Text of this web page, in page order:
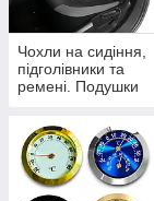
Чохли на сидіння,
підголівники та
ремені. Подушки